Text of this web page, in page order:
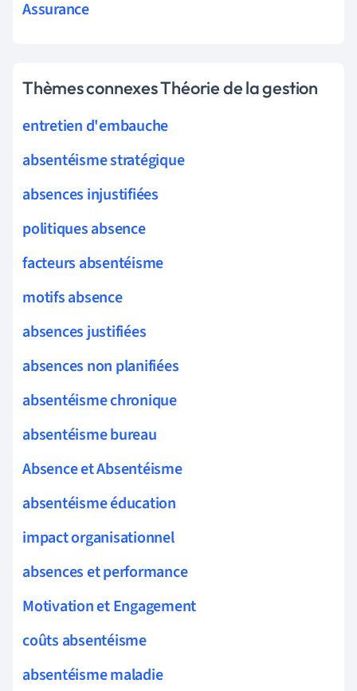
Assurance
Thèmes connexes Théorie de la gestion
entretien d'embauche
absentéisme stratégique
absences injustifiées
politiques absence
facteurs absentéisme
motifs absence
absences justifiées
absences non planifiées
absentéisme chronique
absentéisme bureau
Absence et Absentéisme
absentéisme éducation
impact organisationnel
absences et performance
Motivation et Engagement
coûts absentéisme
absentéisme maladie